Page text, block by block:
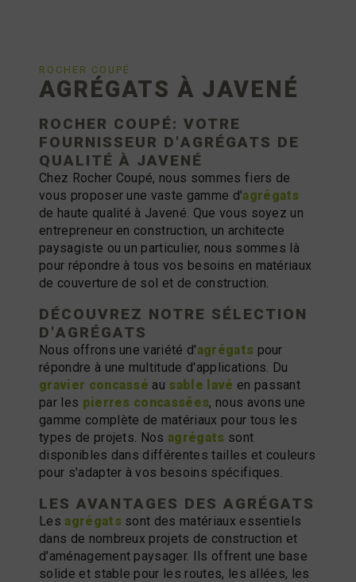
ROCHER COUPÉ
AGRÉGATS À JAVENÉ
ROCHER COUPÉ: VOTRE
FOURNISSEUR D'AGRÉGATS DE
QUALITÉ À JAVENÉ
Chez Rocher Coupé, nous sommes fiers de
vous proposer une vaste gamme d'agrégats
de haute qualité à Javené. Que vous soyez un
entrepreneur en construction, un architecte
paysagiste ou un particulier, nous sommes là
pour répondre à tous vos besoins en matériaux
de couverture de sol et de construction.
DÉCOUVREZ NOTRE SÉLECTION
D'AGRÉGATS
Nous offrons une variété d'agrégats pour
répondre à une multitude d'applications. Du
gravier concassé au sable lavé en passant
par les pierres concassées, nous avons une
gamme complète de matériaux pour tous les
types de projets. Nosagrégats sont
disponibles dans différentes tailles et couleurs
pour s'adapter à vos besoins spécifiques.
LES AVANTAGES DES AGRÉGATS
Lesagrégatssont des matériaux essentiels
dans de nombreux projets de construction et
d'aménagement paysager. Ils offrent une base
solide et stable pour les routes, les allées, les